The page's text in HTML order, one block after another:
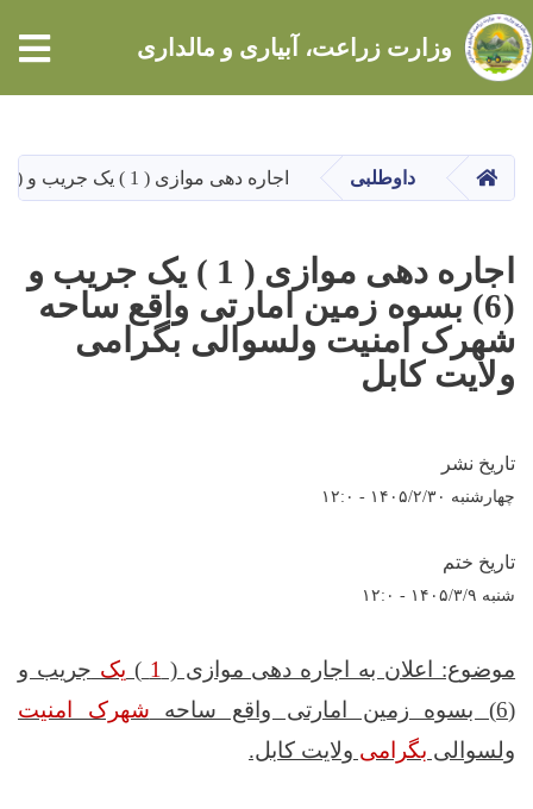
content
وزارت زراعت، آبیاری و مالداری
HOME داوطلبی اجاره دهی موازی ( 1 ) یک جریب و (6) بسوه زمین امارتی واقع ساحه شهرک امنیت ولسوالی بگرامی ولایت کابل
اجاره دهی موازی ( 1 ) یک جریب و
(6) بسوه زمین امارتی واقع ساحه
شهرک امنیت ولسوالی بگرامی
ولایت کابل
تاریخ نشر
چهارشنبه ۱۴۰۵/۲/۳۰ - ۱۲:۰
تاریخ ختم
شنبه ۱۴۰۵/۳/۹ - ۱۲:۰
موضوع: اعلان به اجاره دهی موازی ( 1
) یک جریب و
(6) بسوه زمین امارتی واقع ساحه
شهرک امنیت
ولسوالی بگرامی ولایت کابل.